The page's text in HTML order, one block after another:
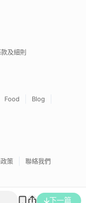
下一篇
及細則
Food
Blog
策 聯絡我們